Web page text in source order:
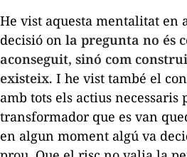
He vist aquesta mentalitat en
decisió on la pregunta no és
aconseguit, sinó com
existeix. I he vist també el
amb tots els actius necessaris
transformador que es van
en algun moment algú va